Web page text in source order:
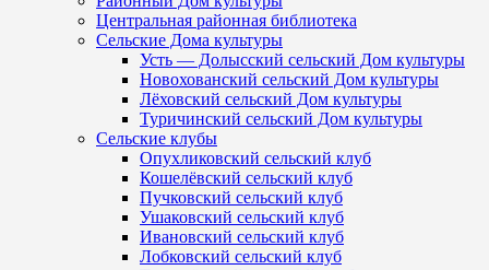
Центральная районная библиотека
Сельские Дома культуры
Усть — Долысский сельский Дом культуры
Новохованский сельский Дом культуры
Лёховский сельский Дом культуры
Туричинский сельский Дом культуры
Сельские клубы
Опухликовский сельский клуб
Кошелёвский сельский клуб
Пучковский сельский клуб
Ушаковский сельский клуб
Ивановский сельский клуб
Лобковский сельский клуб